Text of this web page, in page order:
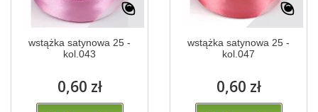
wstążka satynowa 25 -
kol.043
0,60 zł
wstążka satynowa 25 -
kol.047
0,60 zł